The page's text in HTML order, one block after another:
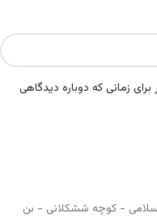
زمانی که دوباره دیدگاهی
- کوچه ششکلانی - بن